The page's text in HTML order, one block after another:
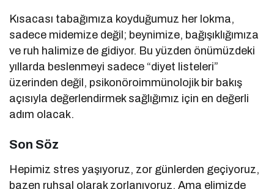
Kısacası tabağımıza koyduğumuz her lokma,
sadece midemize değil; beynimize, bağışıklığımıza
ve ruh halimize de gidiyor. Bu yüzden önümüzdeki
yıllarda beslenmeyi sadece “diyet listeleri”
üzerinden değil, psikonöroimmünolojik bir bakış
açısıyla değerlendirmek sağlığımız için en değerli
adım olacak.
Son Söz
Hepimiz stres yaşıyoruz, zor günlerden geçiyoruz,
bazen ruhsal olarak zorlanıyoruz. Ama elimizde